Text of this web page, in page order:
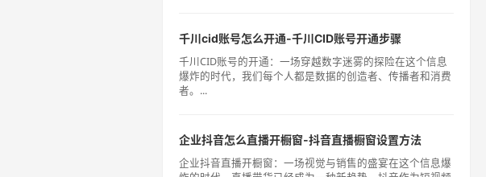
千川cid账号怎么开通-千川CID账号开通步骤
千川CID账号的开通：一场穿越数字迷雾的探险在这个信息
爆炸的时代，我们每个人都是数据的创造者、传播者和消费
者。...
企业抖音怎么直播开橱窗-抖音直播橱窗设置方法
企业抖音直播开橱窗：一场视觉与销售的盛宴在这个信息爆